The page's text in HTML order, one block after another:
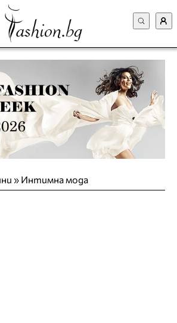
» Интимна мода